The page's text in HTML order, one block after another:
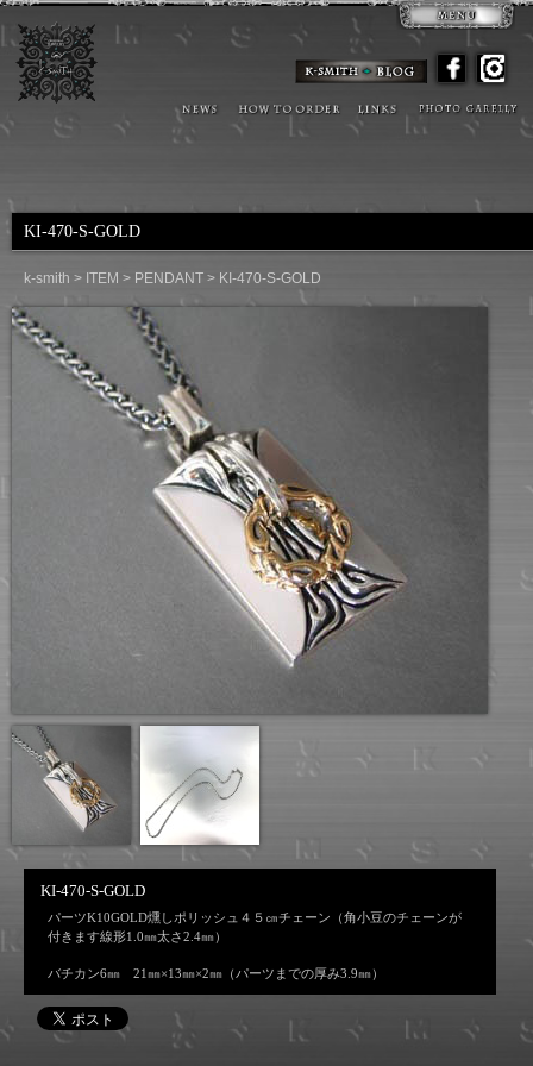
KI-470-S-GOLD
k-smith > ITEM > PENDANT > KI-470-S-GOLD
KI-470-S-GOLD
パーツK10GOLD燻しポリッシュ４５㎝チェーン（角小豆のチェーンが
付きます線形1.0㎜太さ2.4㎜）
バチカン6㎜ 21㎜×13㎜×2㎜（パーツまでの厚み3.9㎜）